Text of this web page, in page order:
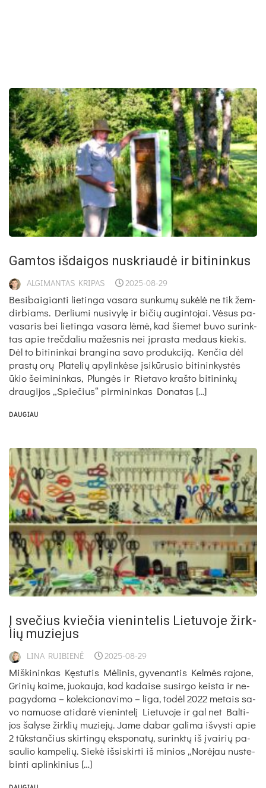
Gam­tos iš­dai­gos nu­skriau­dė ir bi­ti­nin­kus
ALGIMANTAS KRIPAS 2025-08-29
Be­si­bai­gian­ti lie­tin­ga va­sa­ra sun­ku­mų su­kė­lė ne tik žem­
dir­biams. Der­liu­mi nu­si­vy­lę ir bi­čių au­gin­to­jai. Vė­sus pa­
va­sa­ris bei lie­tin­ga va­sa­ra lė­mė, kad šie­met bu­vo su­rink­
tas apie treč­da­liu ma­žes­nis nei įpras­ta me­daus kie­kis.
Dėl to bi­ti­nin­kai bran­gi­na sa­vo pro­duk­ci­ją. Ken­čia dėl
pra­stų orų Pla­te­lių apy­lin­kė­se įsi­kū­ru­sio bi­ti­nin­kys­tės
ūkio šei­mi­nin­kas, Plun­gės ir Rie­ta­vo kraš­to bi­ti­nin­kų
drau­gi­jos „Spie­čius“ pir­mi­nin­kas Do­na­tas […]
DAUGIAU
Į sve­čius kvie­čia vie­nin­te­lis Lie­tu­vo­je žirk­
lių mu­zie­jus
LINA RUIBIENĖ 2025-08-29
Miš­ki­nin­kas Kęs­tu­tis Mė­li­nis, gy­ve­nan­tis Kel­mės ra­jo­ne,
Gri­nių kai­me, juo­kau­ja, kad ka­dai­se su­si­rgo keis­ta ir ne­
pa­gy­do­ma – ko­lek­cio­na­vi­mo – li­ga, to­dėl 2022 me­tais sa­
vo na­muo­se ati­da­rė vie­nin­te­lį Lie­tu­vo­je ir gal net Bal­ti­
jos ša­ly­se žirk­lių mu­zie­jų. Ja­me da­bar ga­li­ma iš­vys­ti apie
2 tūks­tan­čius skir­tin­gų eks­po­na­tų, su­rink­tų iš įvai­rių pa­
sau­lio kam­pe­lių. Sie­kė iš­si­skir­ti iš mi­nios „No­rė­jau nu­ste­
bin­ti ap­lin­ki­nius […]